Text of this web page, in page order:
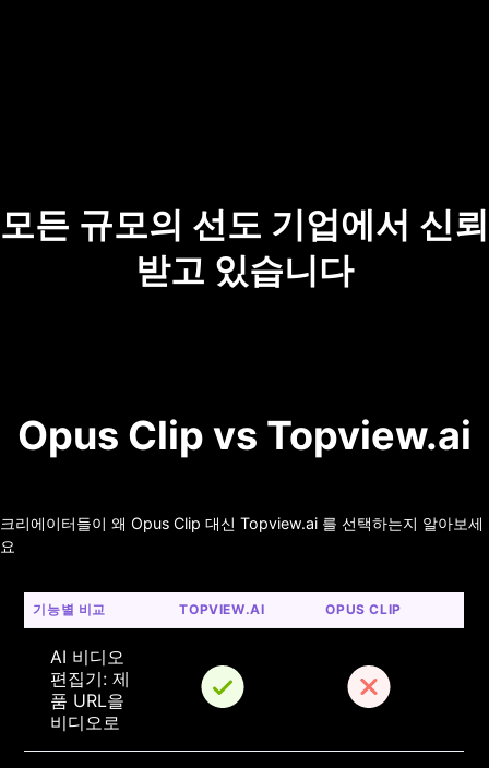
모든 규모의 선도 기업에서 신뢰
받고 있습니다
Opus Clip vs Topview.ai
크리에이터들이 왜 Opus Clip 대신 Topview.ai 를 선택하는지 알아보세
요
기능별 비교 TOPVIEW.AI OPUS CLIP
AI 비디오
편집기: 제
품 URL을
비디오로